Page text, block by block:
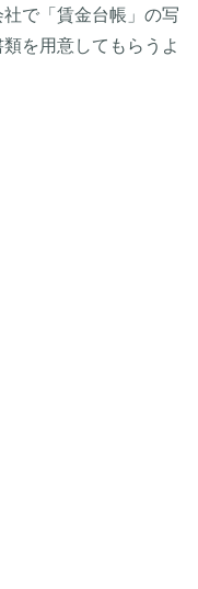
で「賃金台帳」の写
を用意してもらうよ